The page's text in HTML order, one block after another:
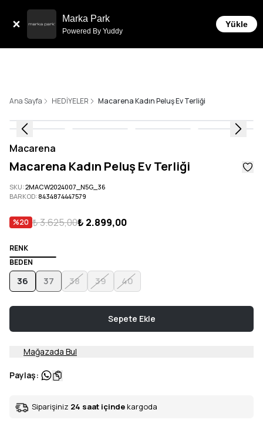
Marka Park
Powered By Yuddy
Yükle
Ana Sayfa HEDİYELER Macarena Kadın Peluş Ev Terliği
Macarena
Macarena Kadın Peluş Ev Terliği
SKU:2MACW2024007_N5G_36
BARKOD: 8434874447579
%20 ₺ 3.625,00₺ 2.899,00
RENK
BEDEN
36 37 38 39 40
Sepete Ekle
Mağazada Bul
Paylaş:
Siparişiniz 24 saat içinde kargoda